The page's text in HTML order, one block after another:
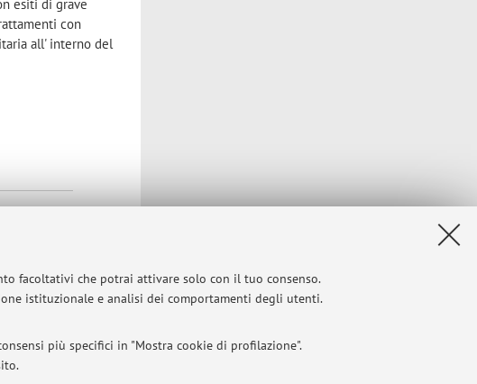
facoltativi che potrai attivare solo con il tuo consenso.
istituzionale e analisi dei comportamenti degli utenti.
più specifici in "Mostra cookie di profilazione".
esiti di grave
con
all' interno del